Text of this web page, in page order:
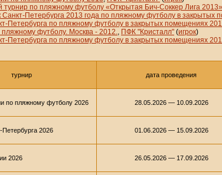
по пляжному футболу «Открытая Бич-Соккер Лига 2013»
Петербурга 2013 года по пляжному футболу в закрытых
Петербурга по пляжному футболу в закрытых помещениях
пляжному футболу. Москва - 2012., ПФК "Кристалл" (игрок)
Петербурга по пляжному футболу в закрытых помещениях
турнир дата проведения
по пляжному футболу 2026 28.05.2026 — 10.09.2026
2026 01.06.2026 — 15.09.2026
2026 26.05.2026 — 17.09.2026